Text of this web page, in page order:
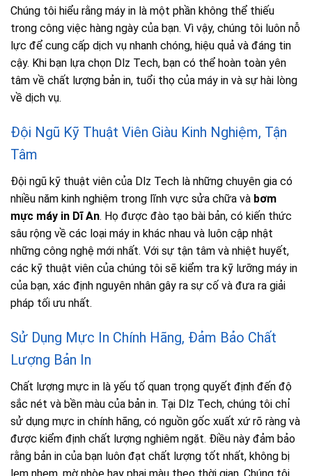
Chúng tôi hiểu rằng máy in là một phần không thể thiếu
trong công việc hàng ngày của bạn. Vì vậy, chúng tôi luôn nỗ
lực để cung cấp dịch vụ nhanh chóng, hiệu quả và đáng tin
cậy. Khi bạn lựa chọn Dlz Tech, bạn có thể hoàn toàn yên
tâm về chất lượng bản in, tuổi thọ của máy in và sự hài lòng
về dịch vụ.
Đội Ngũ Kỹ Thuật Viên Giàu Kinh Nghiệm, Tận
Tâm
Đội ngũ kỹ thuật viên của Dlz Tech là những chuyên gia có
nhiều năm kinh nghiệm trong lĩnh vực sửa chữa và bơm
mực máy in Dĩ An. Họ được đào tạo bài bản, có kiến thức
sâu rộng về các loại máy in khác nhau và luôn cập nhật
những công nghệ mới nhất. Với sự tận tâm và nhiệt huyết,
các kỹ thuật viên của chúng tôi sẽ kiểm tra kỹ lưỡng máy in
của bạn, xác định nguyên nhân gây ra sự cố và đưa ra giải
pháp tối ưu nhất.
Sử Dụng Mực In Chính Hãng, Đảm Bảo Chất
Lượng Bản In
Chất lượng mực in là yếu tố quan trọng quyết định đến độ
sắc nét và bền màu của bản in. Tại Dlz Tech, chúng tôi chỉ
sử dụng mực in chính hãng, có nguồn gốc xuất xứ rõ ràng và
được kiểm định chất lượng nghiêm ngặt. Điều này đảm bảo
rằng bản in của bạn luôn đạt chất lượng tốt nhất, không bị
lem nhem, mờ nhòe hay phai màu theo thời gian. Chúng tôi